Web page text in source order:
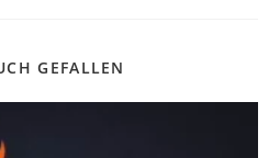
GEFALLEN